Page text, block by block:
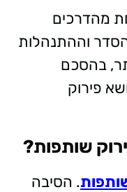
מהדרכים
וההתנהלות
בהסכם
פירוק
שותפות?
. הסיבה